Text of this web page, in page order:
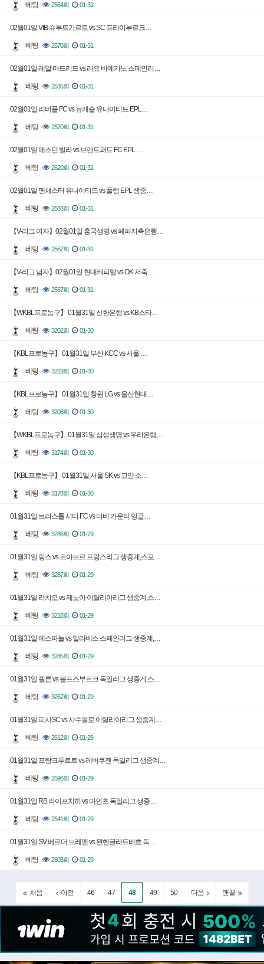
베팅 2564회 01-31
02월01일 VfB 슈투트가르트 vs SC 프라이부르크…
베팅 2570회 01-31
02월01일 레알 마드리드 vs 라요 바예카노 스페인리…
베팅 2535회 01-31
02월01일 리버풀 FC vs 뉴캐슬 유나이티드 EPL…
베팅 2570회 01-31
02월01일 애스턴 빌라 vs 브렌트퍼드 FC EPL …
베팅 2620회 01-31
02월01일 맨체스터 유나이티드 vs 풀럼 EPL 생중…
베팅 2583회 01-31
【V-리그 여자】02월01일 흥국생명 vs 페퍼저축은행…
베팅 2567회 01-31
【V-리그 남자】02월01일 현대캐피탈 vs OK 저축…
베팅 2567회 01-31
【WKBL프로농구】 01월31일 신한은행 vs KB스타…
베팅 3202회 01-30
【KBL프로농구】 01월31일 부산 KCC vs 서울 …
베팅 3223회 01-30
【KBL프로농구】 01월31일 창원 LG vs 울산현대…
베팅 3208회 01-30
【WKBL프로농구】 01월31일 삼성생명 vs 우리은행…
베팅 3174회 01-30
【KBL프로농구】 01월31일 서울 SK vs 고양 소…
베팅 3178회 01-30
01월31일 브리스톨 시티 FC vs 더비 카운티 잉글…
베팅 3286회 01-29
01월31일 랑스 vs 르아브르 프랑스리그 생중계,스포…
베팅 3287회 01-29
01월31일 라치오 vs 제노아 이탈리아리그 생중계,스…
베팅 3218회 01-29
01월31일 에스파뇰 vs 알라베스 스페인리그 생중계,…
베팅 3285회 01-29
01월31일 쾰른 vs 볼프스부르크 독일리그 생중계,스…
베팅 3267회 01-29
01월31일 피사SC vs 사수올로 이탈리아리그 생중계…
베팅 2612회 01-29
01월31일 프랑크푸르트 vs 레버쿠젠 독일리그 생중계…
베팅 2596회 01-29
01월31일 RB 라이프치히 vs 마인츠 독일리그 생중…
베팅 2541회 01-29
01월31일 SV 베르더 브레멘 vs 묀헨글라트바흐 독…
베팅 2603회 01-29
처음 이전 46 47 48 49 50 다음 맨끝